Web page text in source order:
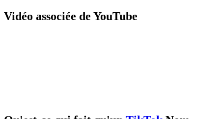
Vidéo associée de YouTube